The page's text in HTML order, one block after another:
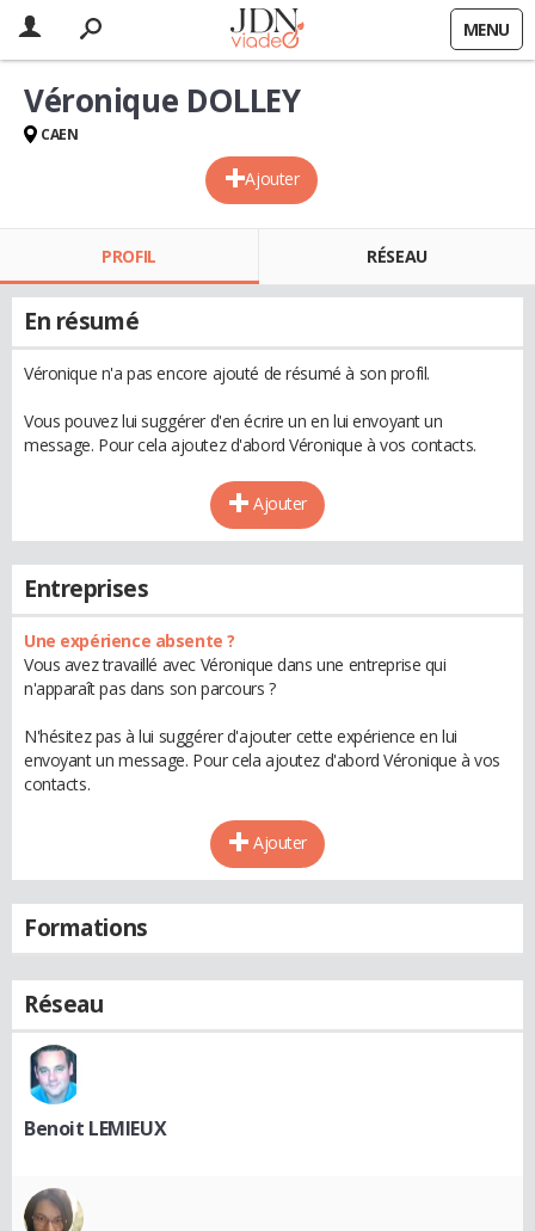
MENU
Ajouter
Véronique DOLLEY
CAEN
PROFIL RÉSEAU
En résumé
Véronique n'a pas encore ajouté de résumé à son profil.
Vous pouvez lui suggérer d'en écrire un en lui envoyant un
message. Pour cela ajoutez d'abord Véronique à vos contacts.
Ajouter
Entreprises
Une expérience absente ?
Vous avez travaillé avec Véronique dans une entreprise qui
n'apparaît pas dans son parcours ?
N'hésitez pas à lui suggérer d'ajouter cette expérience en lui
envoyant un message. Pour cela ajoutez d'abord Véronique à vos
contacts.
Ajouter
Formations
Réseau
Benoit LEMIEUX